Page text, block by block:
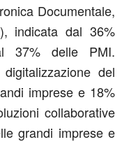
Documentale,
indicata dal 36%
37% delle PMI.
del
imprese e 18%
collaborative
grandi imprese e